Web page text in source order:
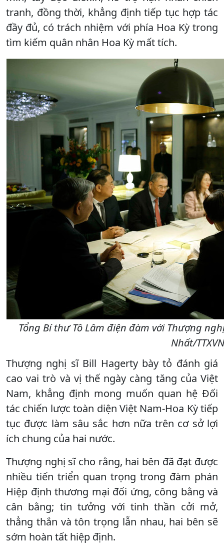
tranh, đồng thời, khẳng định tiếp tục hợp tác
đầy đủ, có trách nhiệm với phía Hoa Kỳ trong
tìm kiếm quân nhân Hoa Kỳ mất tích.
Tổng Bí thư Tô Lâm điện đàm với Thượng
Nhất/
Thượng nghị sĩ Bill Hagerty bày tỏ đánh giá
cao vai trò và vị thế ngày càng tăng của Việt
Nam, khẳng định mong muốn quan hệ Đối
tác chiến lược toàn diện Việt Nam-Hoa Kỳ tiếp
tục được làm sâu sắc hơn nữa trên cơ sở lợi
ích chung của hai nước.
Thượng nghị sĩ cho rằng, hai bên đã đạt được
nhiều tiến triển quan trọng trong đàm phán
Hiệp định thương mại đối ứng, công bằng và
cân bằng; tin tưởng với tinh thần cởi mở,
thẳng thắn và tôn trọng lẫn nhau, hai bên sẽ
sớm hoàn tất hiệp định.